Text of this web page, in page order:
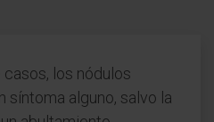
casos, los nódulos
alguno, salvo la